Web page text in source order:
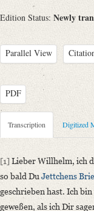
Edition Status: Newly
Parallel View
PDF
Metadata
Sender: Johanna
Recipient: August
Place of Dispatch:
Place of
Date: [nach dem
Transcription Digitized
[1] Lieber Willhelm, ich
so bald Du Jettchens
geschrieben hast. Ich
geweßen, als ich Dir